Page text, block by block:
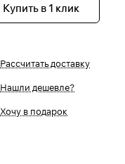
Купить в 1 клик
Рассчитать доставку
Нашли дешевле?
Хочу в подарок